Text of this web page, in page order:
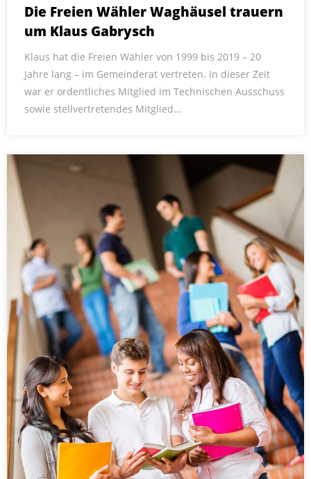
Die Freien Wähler Waghäusel trauern
um Klaus Gabrysch
Klaus hat die Freien Wähler von 1999 bis 2019 – 20
Jahre lang – im Gemeinderat vertreten. In dieser Zeit
war er ordentliches Mitglied im Technischen Ausschuss
sowie stellvertretendes Mitglied…